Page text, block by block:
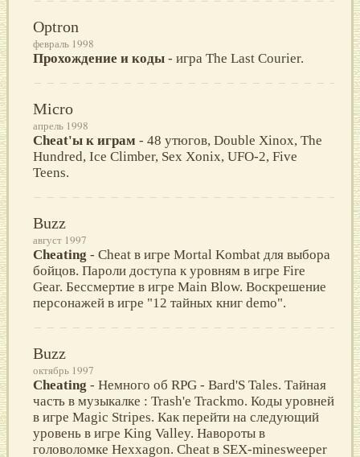
Optron
февраль 1998
Прохождение и коды - игра The Last Courier.
Micro
апрель 1998
Cheat'ы к играм - 48 утюгов, Double Xinox, The
Hundred, Ice Climber, Sex Xonix, UFO-2, Five
Teens.
Buzz
август 1997
Cheating - Cheat в игре Mortal Kombat для выбора
бойцов. Пароли доступа к уровням в игре Fire
Gear. Бессмертие в игре Main Blow. Воскрешение
персонажей в игре "12 тайных книг demo".
Buzz
октябрь 1997
Cheating - Немного об RPG - Bard'S Tales. Тайная
часть в музыкалке : Trash'e Trackmo. Коды уровней
в игре Magic Stripes. Как перейти на следующий
уровень в игре King Valley. Навороты в
головоломке Hexxagon. Cheat в SEX-minesweeper